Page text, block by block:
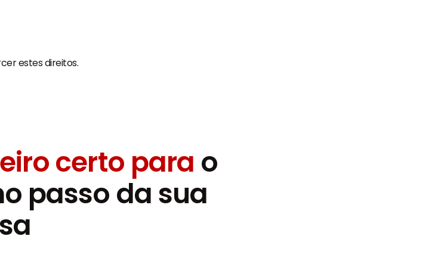
estes direitos.
certo para o
passo da sua